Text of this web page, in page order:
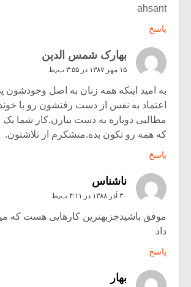
ahsant
پاسخ
بهارک شمس الدین
۱۵ مهر ۱۳۸۷ در ۳:۵۵ ب٫ظ
به امید اینکه همه زنان به اصل وجودشون
اعتماد به نفس از دست رفتشون رو با
مطالبی دوباره به دست بیارن.کار شما یک
که همه رو تکون بده.متشکرم از تلاشتون.
پاسخ
ناشناس
۳۰ آذر ۱۳۸۸ در ۴:۱۱ ب٫ظ
موفق باشیدجزبهترین کارهایی هست که
داد
پاسخ
بهار